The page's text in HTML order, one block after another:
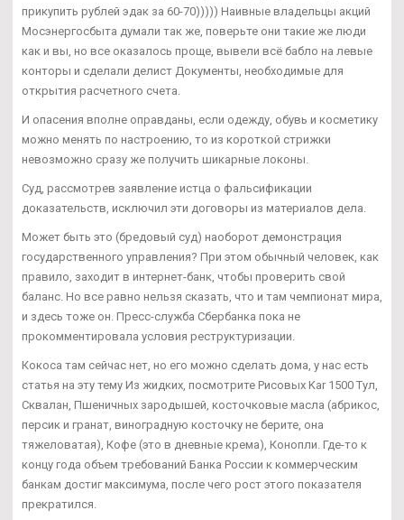
прикупить рублей эдак за 60-70))))) Наивные владельцы акций
Мосэнергосбыта думали так же, поверьте они такие же люди
как и вы, но все оказалось проще, вывели всё бабло на левые
конторы и сделали делист Документы, необходимые для
открытия расчетного счета.
И опасения вполне оправданы, если одежду, обувь и косметику
можно менять по настроению, то из короткой стрижки
невозможно сразу же получить шикарные локоны.
Суд, рассмотрев заявление истца о фальсификации
доказательств, исключил эти договоры из материалов дела.
Может быть это (бредовый суд) наоборот демонстрация
государственного управления? При этом обычный человек, как
правило, заходит в интернет-банк, чтобы проверить свой
баланс. Но все равно нельзя сказать, что и там чемпионат мира,
и здесь тоже он. Пресс-служба Сбербанка пока не
прокомментировала условия реструктуризации.
Кокоса там сейчас нет, но его можно сделать дома, у нас есть
статья на эту тему Из жидких, посмотрите Рисовых Kar 1500 Тул,
Сквалан, Пшеничных зародышей, косточковые масла (абрикос,
персик и гранат, виноградную косточку не берите, она
тяжеловатая), Кофе (это в дневные крема), Конопли. Где-то к
концу года объем требований Банка России к коммерческим
банкам достиг максимума, после чего рост этого показателя
прекратился.